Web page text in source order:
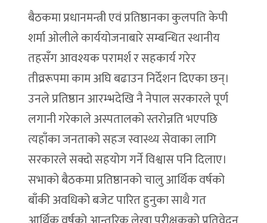
बैठकमा प्रधानमन्त्री एवं प्रतिष्ठानका कुलपति केपी
शर्मा ओलीले कार्ययोजनाबारे सम्बन्धित स्थानीय
तहसँग आवश्यक परामर्श र सहकार्य गरेर
तीव्ररूपमा काम अघि बढाउन निर्देशन दिएका छन्।
उनले प्रतिष्ठान आरम्भदेखि नै नेपाल सरकारले पूर्ण
लगानी गरेकाले अस्पतालको स्तरोन्नति भएपछि
त्यहाँका जनताको सहज स्वास्थ्य सेवाका लागि
सरकारले सक्दो सहयोग गर्ने विश्वास पनि दिलाए।
सभाको बैठकमा प्रतिष्ठानको चालु आर्थिक वर्षको
बाँकी अवधिको बजेट पारित हुनुका साथै गत